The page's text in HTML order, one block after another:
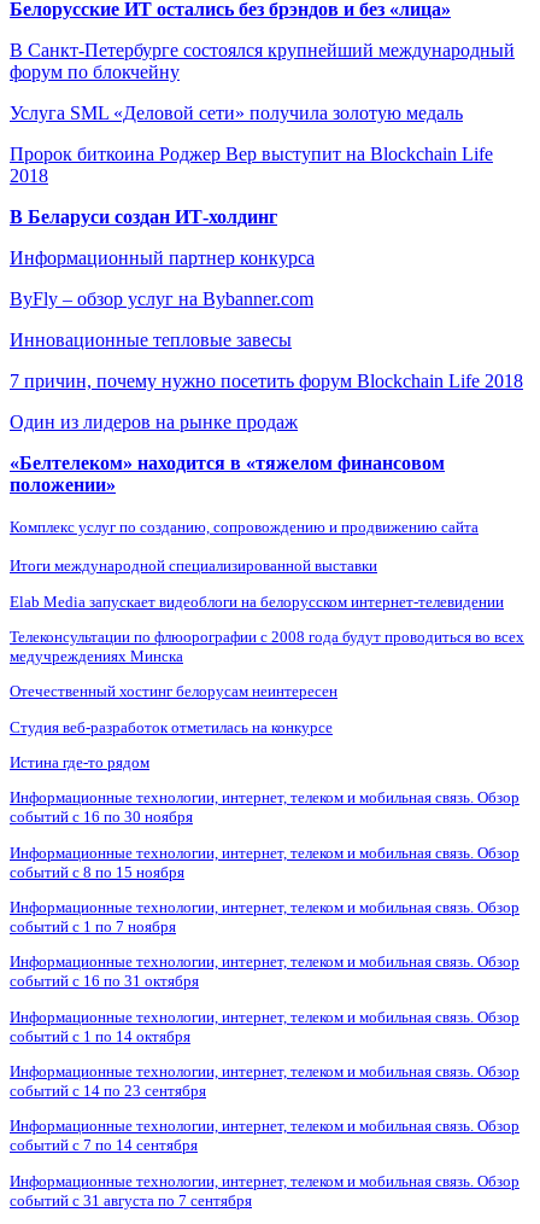
Белорусские ИТ остались без брэндов и без «лица»
В Санкт-Петербурге состоялся крупнейший международный
форум по блокчейну
Услуга SML «Деловой сети» получила золотую медаль
Пророк биткоина Роджер Вер выступит на Blockchain Life
2018
В Беларуси создан ИТ-холдинг
Информационный партнер конкурса
ByFly – обзор услуг на Bybanner.com
Инновационные тепловые завесы
7 причин, почему нужно посетить форум Blockchain Life 2018
Один из лидеров на рынке продаж
«Белтелеком» находится в «тяжелом финансовом
положении»
Комплекс услуг по созданию, сопровождению и продвижению сайта
Итоги международной специализированной выставки
Elab Media запускает видеоблоги на белорусском интернет-телевидении
Телеконсультации по флюорографии с 2008 года будут проводиться во всех
медучреждениях Минска
Отечественный хостинг белорусам неинтересен
Студия веб-разработок отметилась на конкурсе
Истина где-то рядом
Информационные технологии, интернет, телеком и мобильная связь. Обзор
событий с 16 по 30 ноября
Информационные технологии, интернет, телеком и мобильная связь. Обзор
событий с 8 по 15 ноября
Информационные технологии, интернет, телеком и мобильная связь. Обзор
событий с 1 по 7 ноября
Информационные технологии, интернет, телеком и мобильная связь. Обзор
событий с 16 по 31 октября
Информационные технологии, интернет, телеком и мобильная связь. Обзор
событий с 1 по 14 октября
Информационные технологии, интернет, телеком и мобильная связь. Обзор
событий с 14 по 23 сентября
Информационные технологии, интернет, телеком и мобильная связь. Обзор
событий с 7 по 14 сентября
Информационные технологии, интернет, телеком и мобильная связь. Обзор
событий с 31 августа по 7 сентября